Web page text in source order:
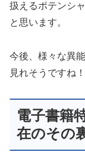
扱えるポテンシ
と思います。
今後、様々な異
見れそうですね！
電子書籍
在のその